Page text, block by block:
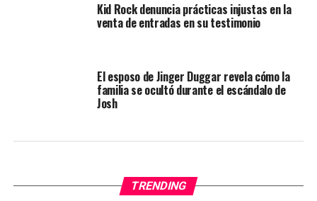
Kid Rock denuncia prácticas injustas en la
venta de entradas en su testimonio
El esposo de Jinger Duggar revela cómo la
familia se ocultó durante el escándalo de
Josh
TRENDING